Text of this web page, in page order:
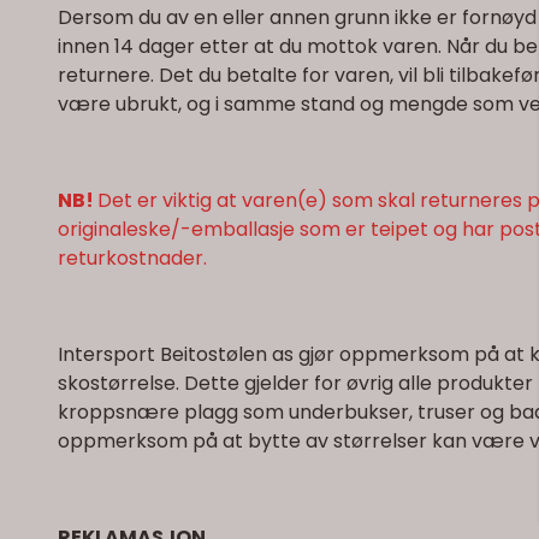
Dersom du av en eller annen grunn ikke er
innen 14 dager etter at du mottok varen. Når du
returnere. Det du betalte for varen, vil bli
være ubrukt, og i samme stand og mengde som
NB! Det er viktig at varen(e) som skal returneres
originaleske/-emballasje som er teipet og har
returkostnader.
Intersport Beitostølen as gjør oppmerksom på
skostørrelse. Dette gjelder for øvrig alle
kroppsnære plagg som underbukser, truser og
oppmerksom på at bytte av størrelser kan være